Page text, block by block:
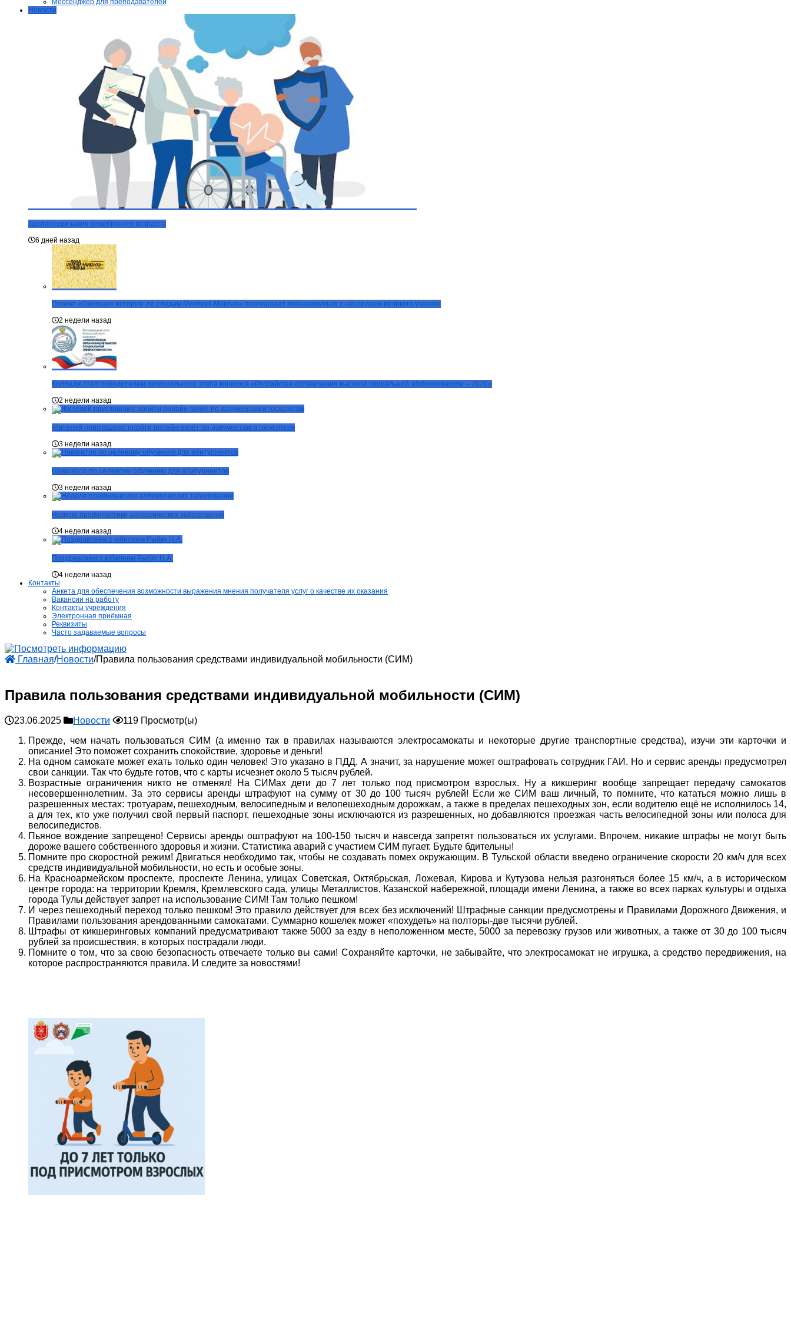
Мессенджер для преподавателей
Новости
Диспансеризация серебряного возраста
6 дней назад
Проект «Ожившая история: по следам Миклухо-Маклая» приглашает познакомиться с наследием великого ученого
2 недели назад
Колледж стал победителем регионального этапа конкурса «Российская организация высокой социальной эффективности – 2026»
2 недели назад
Жителей приглашают пройти онлайн-зачёт по документам и госуслугам
3 недели назад
Навигатор по целевому обучению для абитуриентов
3 недели назад
Неделя профилактики аллергических заболеваний
4 недели назад
Поздравляем с юбилеем Рыбку Н.А.
4 недели назад
Контакты
Анкета для обеспечения возможности выражения мнения получателя услуг о качестве их оказания
Вакансии на работу
Контакты учреждения
Электронная приёмная
Реквизиты
Часто задаваемые вопросы
Главная/Новости/Правила пользования средствами индивидуальной мобильности (СИМ)
Правила пользования средствами индивидуальной мобильности (СИМ)
23.06.2025 Новости
119 Просмотр(ы)
Прежде, чем начать пользоваться СИМ (а именно так в правилах называются электросамокаты и некоторые другие транспортные средства), изучи эти карточки и
описание! Это поможет сохранить спокойствие, здоровье и деньги!
На одном самокате может ехать только один человек! Это указано в ПДД. А значит, за нарушение может оштрафовать сотрудник ГАИ. Но и сервис аренды предусмотрел
свои санкции. Так что будьте готов, что с карты исчезнет около 5 тысяч рублей.
Возрастные ограничения никто не отменял! На СИМах дети до 7 лет только под присмотром взрослых. Ну а кикшеринг вообще запрещает передачу самокатов
несовершеннолетним. За это сервисы аренды штрафуют на сумму от 30 до 100 тысяч рублей! Если же СИМ ваш личный, то помните, что кататься можно лишь в
разрешенных местах: тротуарам, пешеходным, велосипедным и велопешеходным дорожкам, а также в пределах пешеходных зон, если водителю ещё не исполнилось 14,
а для тех, кто уже получил свой первый паспорт, пешеходные зоны исключаются из разрешенных, но добавляются проезжая часть велосипедной зоны или полоса для
велосипедистов.
Пьяное вождение запрещено! Сервисы аренды оштрафуют на 100-150 тысяч и навсегда запретят пользоваться их услугами. Впрочем, никакие штрафы не могут быть
дороже вашего собственного здоровья и жизни. Статистика аварий с участием СИМ пугает. Будьте бдительны!
Помните про скоростной режим! Двигаться необходимо так, чтобы не создавать помех окружающим. В Тульской области введено ограничение скорости 20 км/ч для всех
средств индивидуальной мобильности, но есть и особые зоны.
На Красноармейском проспекте, проспекте Ленина, улицах Советская, Октябрьская, Ложевая, Кирова и Кутузова нельзя разгоняться более 15 км/ч, а в историческом
центре города: на территории Кремля, Кремлевского сада, улицы Металлистов, Казанской набережной, площади имени Ленина, а также во всех парках культуры и отдыха
города Тулы действует запрет на использование СИМ! Там только пешком!
И через пешеходный переход только пешком! Это правило действует для всех без исключений! Штрафные санкции предусмотрены и Правилами Дорожного Движения, и
Правилами пользования арендованными самокатами. Суммарно кошелек может «похудеть» на полторы-две тысячи рублей.
Штрафы от кикшеринговых компаний предусматривают также 5000 за езду в неположенном месте, 5000 за перевозку грузов или животных, а также от 30 до 100 тысяч
рублей за происшествия, в которых пострадали люди.
Помните о том, что за свою безопасность отвечаете только вы сами! Сохраняйте карточки, не забывайте, что электросамокат не игрушка, а средство передвижения, на
которое распространяются правила. И следите за новостями!